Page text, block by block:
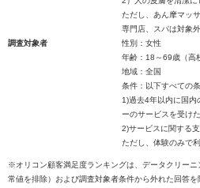
ただし、あん摩マッ
専門店、スパは対象
調査対象者
性別：女性
年齢：18～69歳（高
地域：全国
条件：以下すべての
1)過去4年以内に国内
ーのサービスを受け
2)サービスに関する
ただし、体験のみで
※オリコン顧客満足度ランキングは、データクリー
常値を排除）および調査対象者条件から外れた回答を